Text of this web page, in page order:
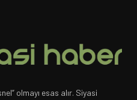
olmayı esas alır. Siyasi